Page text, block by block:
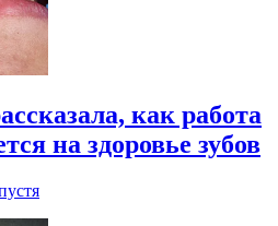
как работа
на здоровье зубов